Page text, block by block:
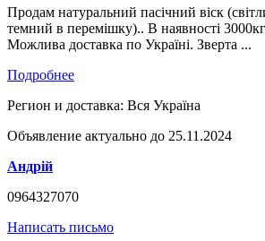
Продам натуральний пасічний віск
темний в перемішку).. В наявності
Можлива доставка по Україні. Зверта ...
Подробнее
Регион и доставка: Вся Україна
Объявление актуально до 25.11.2024
Андрій
0964327070
Написать письмо